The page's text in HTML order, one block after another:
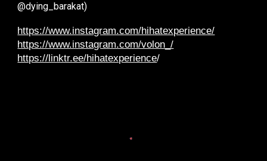
@dying_barakat)
https://www.instagram.com/hihatexperience/
https://www.instagram.com/volon_/
https://linktr.ee/hihatexperience/